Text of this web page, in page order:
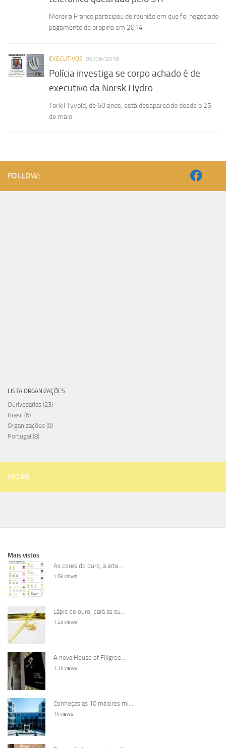
Moreira Franco participou de reunião em que foi negociado
pagamento de propina em 2014
EXECUTIVOS 06/06/2018
Polícia investiga se corpo achado é de
executivo da Norsk Hydro
Torkil Tyvold, de 60 anos, está desaparecido desde o 25
de maio
FOLLOW:
LISTA ORGANIZAÇÕES
Ourivesarias (23)
Brasil (6)
Organizações (9)
Portugal (8)
MORE
Mais vistos
As cores do ouro, a arte...
1.6k views
Lápis de ouro, para as su...
1.4k views
A nova House of Filigree...
1.1k views
Conheças as 10 maiores mi...
1k views